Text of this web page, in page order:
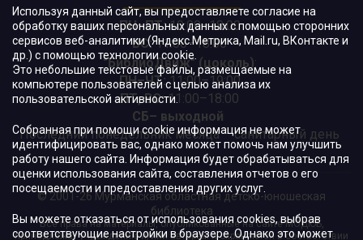
ПН–ПТ:10:00–18:00
ВС:11:00–18:00
"БиблиоДвиж" (цоколь):
ПН–ЧТ:11:00–19:00
ПТ, ВС:11:00–18:00
СБ– выходной
Последний понедельник месяца – санитарный день
© 2001-26 Мурманская областная детско-юношеская
библиотека
Все права на материалы, опубликованные на сайте МОДЮБ,
принадлежат учреждению и/или авторам и охраняются в соответствии
Используя данный сайт, вы предоставляете согласие на
обработку ваших персональных данных с помощью сторонних
сервисов веб-аналитики (Яндекс.Метрика, Mail.ru, ВКонтакте и
др.) с помощью технологии cookie.
Это небольшие текстовые файлы, размещаемые на
компьютере пользователей с целью анализа их
пользовательской активности.
Собранная при помощи cookie информация не может
идентифицировать вас, однако может помочь нам улучшить
работу нашего сайта. Информация будет обрабатываться для
оценки использования сайта, составления отчетов о его
посещаемости и предоставления других услуг.
Вы можете отказаться от использования cookies, выбрав
соответствующие настройки в браузере. Однако это может